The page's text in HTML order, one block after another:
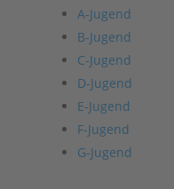
A-Jugend
B-Jugend
C-Jugend
D-Jugend
E-Jugend
F-Jugend
G-Jugend